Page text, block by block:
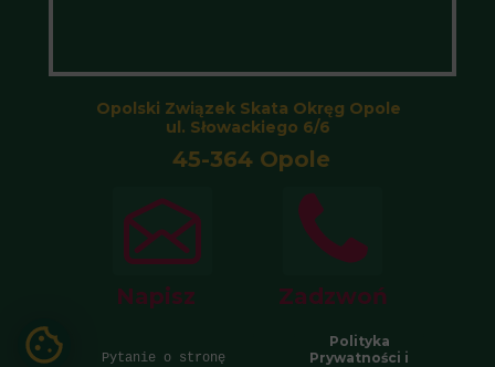
Pytanie o stronę
Polityka
Prywatności i
Zadzwoń
Napisz
Opolski Związek Skata Okręg Opole
ul. Słowackiego 6/6
45-364 Opole